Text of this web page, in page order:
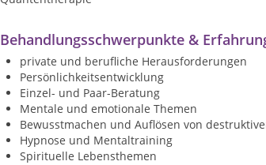
Behandlungsschwerpunkte &
private und berufliche Herausforderungen
Persönlichkeitsentwicklung
Einzel- und Paar-Beratung
Mentale und emotionale Themen
Bewusstmachen und Auflösen von
Hypnose und Mentaltraining
Spirituelle Lebensthemen